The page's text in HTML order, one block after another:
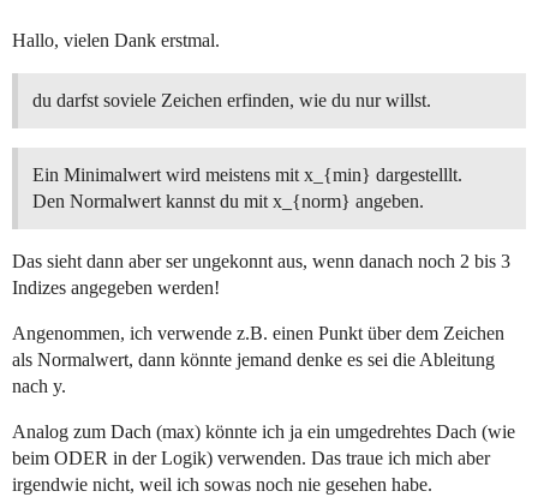
Hallo, vielen Dank erstmal.
du darfst soviele Zeichen erfinden, wie du nur willst.
Ein Minimalwert wird meistens mit x_{min} dargestelllt.
Den Normalwert kannst du mit x_{norm} angeben.
Das sieht dann aber ser ungekonnt aus, wenn danach noch 2 bis 3
Indizes angegeben werden!
Angenommen, ich verwende z.B. einen Punkt über dem Zeichen
als Normalwert, dann könnte jemand denke es sei die Ableitung
nach y.
Analog zum Dach (max) könnte ich ja ein umgedrehtes Dach (wie
beim ODER in der Logik) verwenden. Das traue ich mich aber
irgendwie nicht, weil ich sowas noch nie gesehen habe.